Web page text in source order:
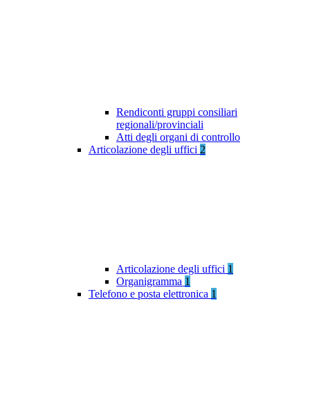
Rendiconti gruppi consiliari
regionali/provinciali
Atti degli organi di controllo
Articolazione degli uffici 2
Articolazione degli uffici 1
Organigramma 1
Telefono e posta elettronica 1